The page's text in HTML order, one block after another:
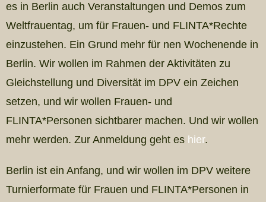
es in Berlin auch Veranstaltungen und Demos zum
Weltfrauentag, um für Frauen- und FLINTA*Rechte
einzustehen. Ein Grund mehr für nen Wochenende in
Berlin. Wir wollen im Rahmen der Aktivitäten zu
Gleichstellung und Diversität im DPV ein Zeichen
setzen, und wir wollen Frauen- und
FLINTA*Personen sichtbarer machen. Und wir wollen
mehr werden. Zur Anmeldung geht es hier.
Berlin ist ein Anfang, und wir wollen im DPV weitere
Turnierformate für Frauen und FLINTA*Personen in